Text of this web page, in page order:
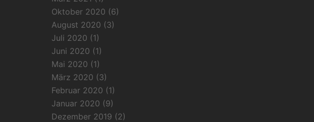
Oktober 2020 (6)
August 2020 (3)
Juli 2020 (1)
Juni 2020 (1)
Mai 2020 (1)
März 2020 (3)
Februar 2020 (1)
Januar 2020 (9)
Dezember 2019 (2)